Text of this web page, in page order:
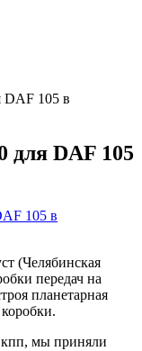
DAF 105 в
для DAF 105
(Челябинская
передач на
планетарная
кпп, мы приняли